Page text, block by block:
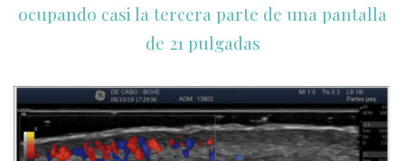
ocupando casi la tercera parte de una pantalla
de 21 pulgadas